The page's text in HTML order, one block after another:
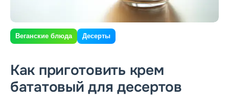
Веганские блюда Десерты
Как приготовить крем
бататовый для десертов